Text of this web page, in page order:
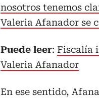
nosotros tenemos
Valeria Afanador se
Puede leer: Fiscalía
Valeria Afanador
En ese sentido,